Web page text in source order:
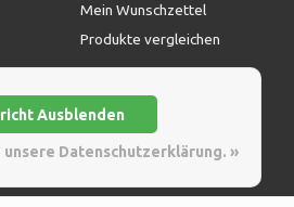
Mein Wunschzettel
Produkte vergleichen
Ausblenden
Datenschutzerklärung. »